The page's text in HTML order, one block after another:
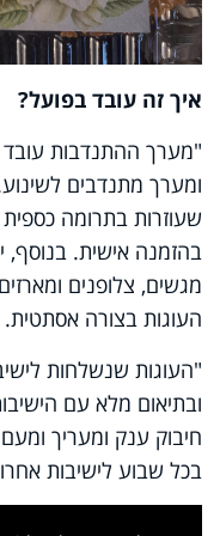
איך זה עובד בפועל?
"מערך ההתנדבות עובד
ומערך מתנדבים
שעוזרות בתרומה
בהזמנה אישית. בנוסף,
מגשים, צלופנים
העוגות בצורה אסתטית.
"העוגות שנשלחות
ובתיאום מלא עם
חיבוק ענק ומעריך
בכל שבוע לישיבות